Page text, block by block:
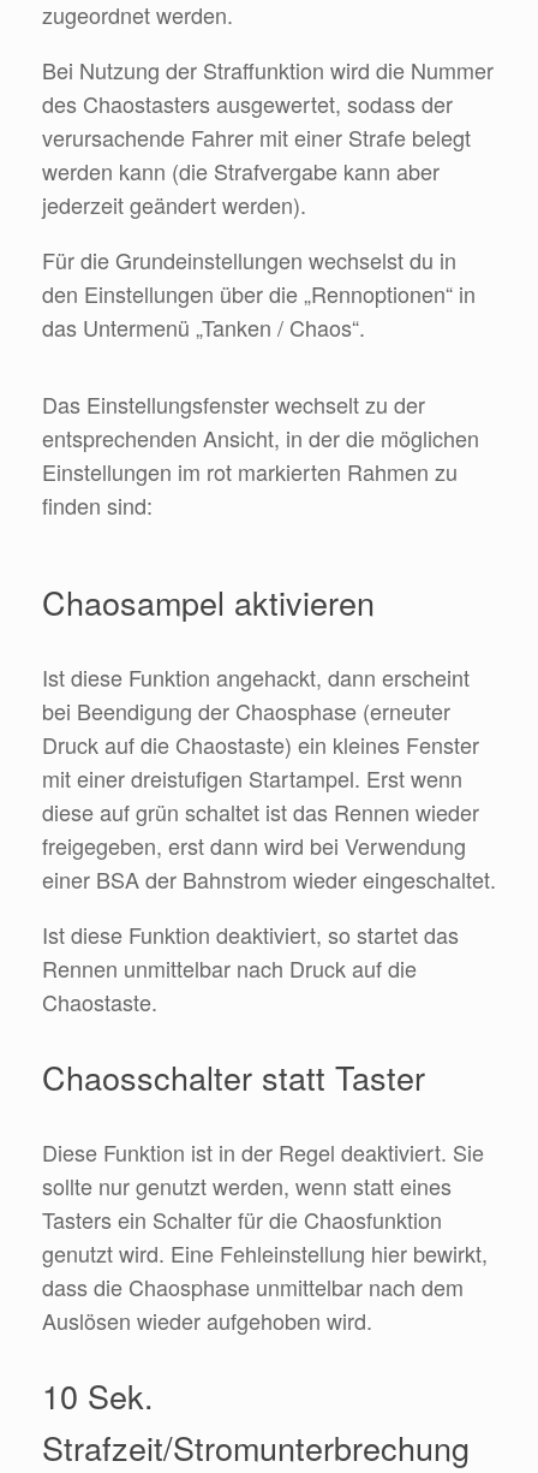
zugeordnet werden.
Bei Nutzung der Straffunktion wird die Nummer
des Chaostasters ausgewertet, sodass der
verursachende Fahrer mit einer Strafe belegt
werden kann (die Strafvergabe kann aber
jederzeit geändert werden).
Für die Grundeinstellungen wechselst du in
den Einstellungen über die „Rennoptionen“ in
das Untermenü „Tanken / Chaos“.
Das Einstellungsfenster wechselt zu der
entsprechenden Ansicht, in der die möglichen
Einstellungen im rot markierten Rahmen zu
finden sind:
Chaosampel aktivieren
Ist diese Funktion angehackt, dann erscheint
bei Beendigung der Chaosphase (erneuter
Druck auf die Chaostaste) ein kleines Fenster
mit einer dreistufigen Startampel. Erst wenn
diese auf grün schaltet ist das Rennen wieder
freigegeben, erst dann wird bei Verwendung
einer BSA der Bahnstrom wieder eingeschaltet.
Ist diese Funktion deaktiviert, so startet das
Rennen unmittelbar nach Druck auf die
Chaostaste.
Chaosschalter statt Taster
Diese Funktion ist in der Regel deaktiviert. Sie
sollte nur genutzt werden, wenn statt eines
Tasters ein Schalter für die Chaosfunktion
genutzt wird. Eine Fehleinstellung hier bewirkt,
dass die Chaosphase unmittelbar nach dem
Auslösen wieder aufgehoben wird.
10 Sek.
Strafzeit/Stromunterbrechung